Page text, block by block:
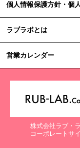
個人情報保護方針・個
ラブラボとは
営業カレンダー
株式会社ラブ・
コーポレートサ